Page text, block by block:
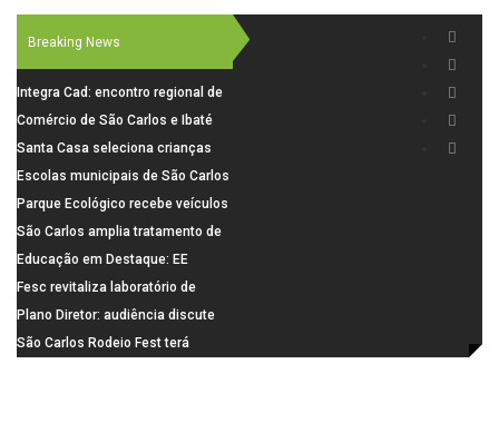
Breaking News
Integra Cad: encontro regional de
segurança púbica será realizado
dia 10 de agosto em São Carlos
Comércio de São Carlos e Ibaté
terá horário especial para o dia
dos Pais
Santa Casa seleciona crianças
para pesquisa sobre dor de
crescimento
Escolas municipais de São Carlos
superam média Nacional do IDEB
Parque Ecológico recebe veículos
elétricos e moderniza rotina de
manejo dos animais
São Carlos amplia tratamento de
resíduos de saúde com autoclave
de última geração
Educação em Destaque: EE
Visconde da Cunha Bueno, em
Santa Eudóxia, alcança nota 7,8
no IDEB 2025 e celebra conquista
Fesc revitaliza laboratório de
informática da Emeb Ulysses
Picolo
Plano Diretor: audiência discute
mobilidade urbana e infraestrutura
São Carlos Rodeio Fest terá